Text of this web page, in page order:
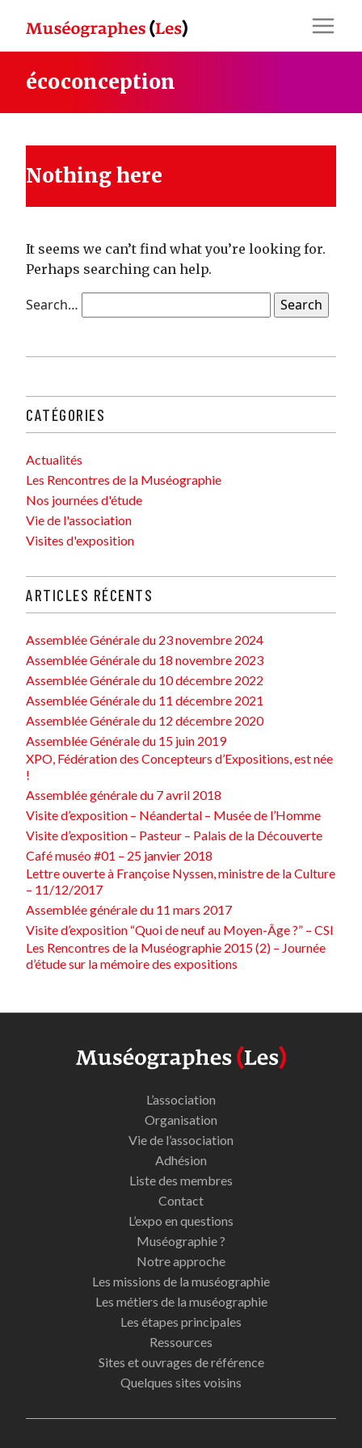
content
écoconception
Nothing here
It seems we can’t find what you’re looking for.
Perhaps searching can help.
Search…
CATÉGORIES
Actualités
Les Rencontres de la Muséographie
Nos journées d'étude
Vie de l'association
Visites d'exposition
ARTICLES RÉCENTS
Assemblée Générale du 23 novembre 2024
Assemblée Générale du 18 novembre 2023
Assemblée Générale du 10 décembre 2022
Assemblée Générale du 11 décembre 2021
Assemblée Générale du 12 décembre 2020
Assemblée Générale du 15 juin 2019
XPO, Fédération des Concepteurs d’Expositions, est née
!
Assemblée générale du 7 avril 2018
Visite d’exposition – Néandertal – Musée de l’Homme
Visite d’exposition – Pasteur – Palais de la Découverte
Café muséo #01 – 25 janvier 2018
Lettre ouverte à Françoise Nyssen, ministre de la Culture
– 11/12/2017
Assemblée générale du 11 mars 2017
Visite d’exposition “Quoi de neuf au Moyen-Âge ?” – CSI
Les Rencontres de la Muséographie 2015 (2) – Journée
d’étude sur la mémoire des expositions
L’association
Organisation
Vie de l’association
Adhésion
Liste des membres
Contact
L’expo en questions
Muséographie ?
Notre approche
Les missions de la muséographie
Les métiers de la muséographie
Les étapes principales
Ressources
Sites et ouvrages de référence
Quelques sites voisins